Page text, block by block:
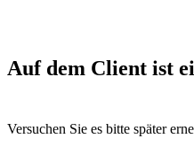
Auf dem Client ist
Versuchen Sie es bitte später